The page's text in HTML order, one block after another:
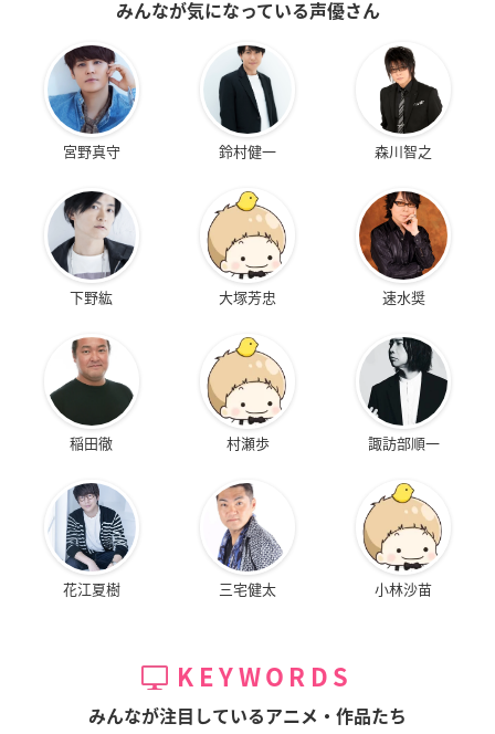
みんなが気になっている声優さん
宮野真守 鈴村健一 森川智之
下野紘 大塚芳忠 速水奨
稲田徹 村瀬歩 諏訪部順一
花江夏樹 三宅健太 小林沙苗
KEYWORDS
みんなが注目しているアニメ・作品たち